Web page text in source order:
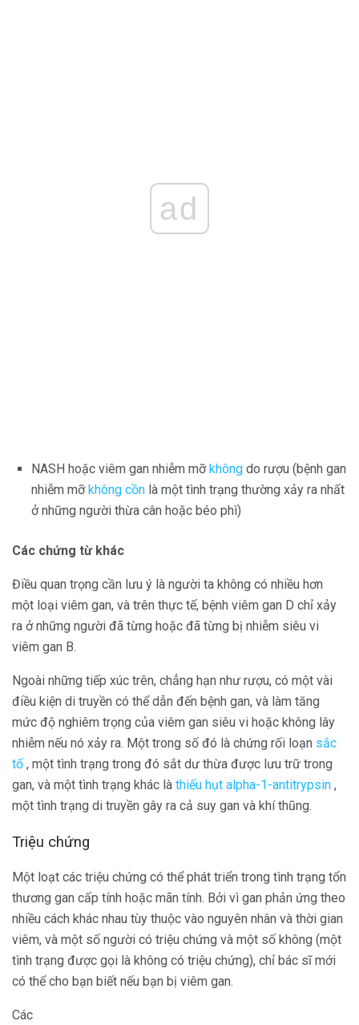
ad
NASH hoặc viêm gan nhiễm mỡkhông do rượu (bệnh gan
nhiễm mỡkhông cồn là một tình trạng thường xảy ra nhất
ở những người thừa cân hoặc béo phì)
Các chứng từ khác
Điều quan trọng cần lưu ý là người ta không có nhiều hơn
một loại viêm gan, và trên thực tế, bệnh viêm gan D chỉ xảy
ra ở những người đã từng hoặc đã từng bị nhiễm siêu vi
viêm gan B.
Ngoài những tiếp xúc trên, chẳng hạn như rượu, có một vài
điều kiện di truyền có thể dẫn đến bệnh gan, và làm tăng
mức độ nghiêm trọng của viêm gan siêu vi hoặc không lây
nhiễm nếu nó xảy ra. Một trong số đó là chứng rối loạn sắc
tố , một tình trạng trong đó sắt dư thừa được lưu trữ trong
gan, và một tình trạng khác là thiếu hụt alpha-1-antitrypsin ,
một tình trạng di truyền gây ra cả suy gan và khí thũng.
Triệu chứng
Một loạt các triệu chứng có thể phát triển trong tình trạng tổn
thương gan cấp tính hoặc mãn tính. Bởi vì gan phản ứng theo
nhiều cách khác nhau tùy thuộc vào nguyên nhân và thời gian
viêm, và một số người có triệu chứng và một số không (một
tình trạng được gọi là không có triệu chứng), chỉ bác sĩ mới
có thể cho bạn biết nếu bạn bị viêm gan.
Các